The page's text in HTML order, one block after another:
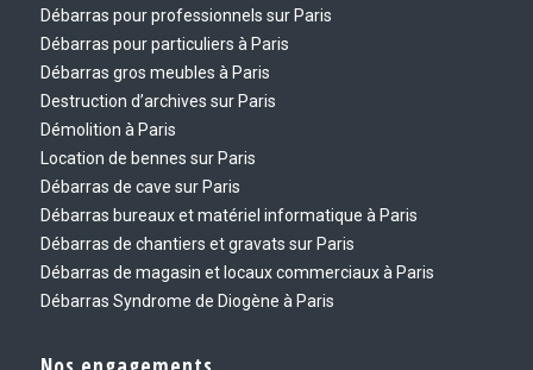
Débarras pour professionnels sur Paris
Débarras pour particuliers à Paris
Débarras gros meubles à Paris
Destruction d’archives sur Paris
Démolition à Paris
Location de bennes sur Paris
Débarras de cave sur Paris
Débarras bureaux et matériel informatique à Paris
Débarras de chantiers et gravats sur Paris
Débarras de magasin et locaux commerciaux à Paris
Débarras Syndrome de Diogène à Paris